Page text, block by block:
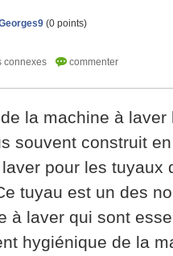
(0 points)
la machine à
souvent construit
pour les tuyaux
tuyau est un des
à laver qui sont
hygiénique de la